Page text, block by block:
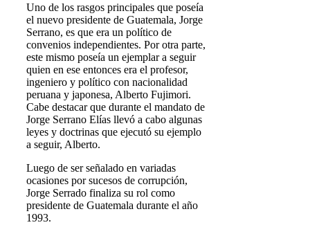
Uno de los rasgos principales que poseía
el nuevo presidente de Guatemala, Jorge
Serrano, es que era un político de
convenios independientes. Por otra parte,
este mismo poseía un ejemplar a seguir
quien en ese entonces era el profesor,
ingeniero y político con nacionalidad
peruana y japonesa, Alberto Fujimori.
Cabe destacar que durante el mandato de
Jorge Serrano Elías llevó a cabo algunas
leyes y doctrinas que ejecutó su ejemplo
a seguir, Alberto.
Luego de ser señalado en variadas
ocasiones por sucesos de corrupción,
Jorge Serrado finaliza su rol como
presidente de Guatemala durante el año
1993.